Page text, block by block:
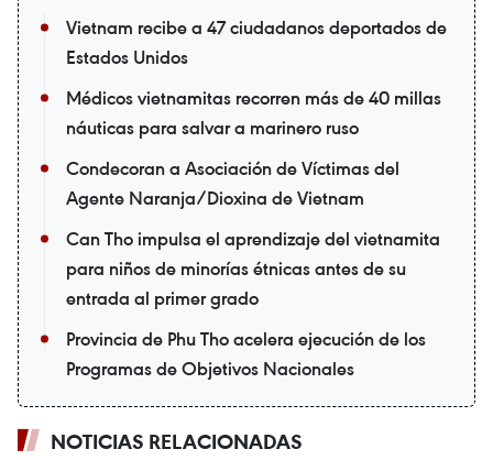
Vietnam recibe a 47 ciudadanos deportados de
Estados Unidos
Médicos vietnamitas recorren más de 40 millas
náuticas para salvar a marinero ruso
Condecoran a Asociación de Víctimas del
Agente Naranja/Dioxina de Vietnam
Can Tho impulsa el aprendizaje del vietnamita
para niños de minorías étnicas antes de su
entrada al primer grado
Provincia de Phu Tho acelera ejecución de los
Programas de Objetivos Nacionales
NOTICIAS RELACIONADAS